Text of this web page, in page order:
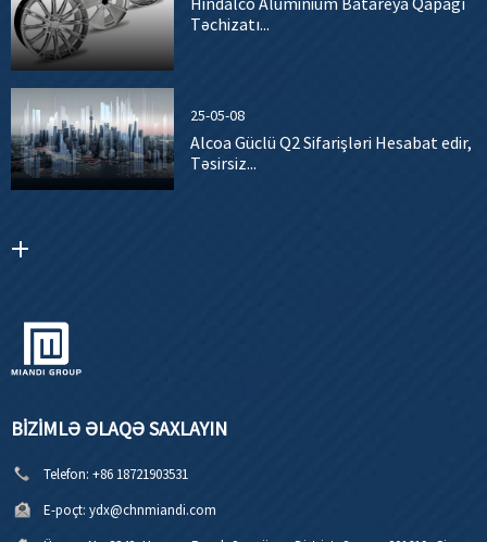
Təchizatı...
25-05-08
Alcoa Güclü Q2 Sifarişləri Hesabat edir,
Təsirsiz...
BIZIMLƏ ƏLAQƏ SAXLAYIN
Telefon: +86 18721903531
E-poçt: ydx@chnmiandi.com